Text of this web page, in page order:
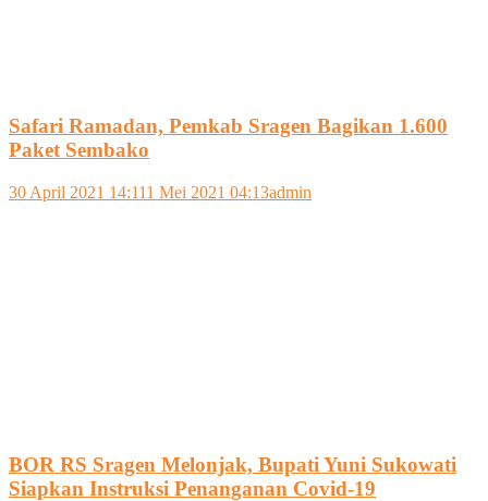
Safari Ramadan, Pemkab Sragen Bagikan 1.600
Paket Sembako
30 April 2021 14:111 Mei 2021 04:13admin
BOR RS Sragen Melonjak, Bupati Yuni Sukowati
Siapkan Instruksi Penanganan Covid-19